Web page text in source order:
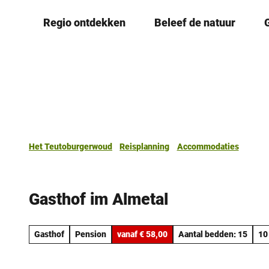
Regio ontdekken Beleef de natuur
Het Teutoburgerwoud Reisplanning
Accommodaties
Gasthof im Almetal
Gasthof Pension vanaf € 58,00 Aantal bedden: 15